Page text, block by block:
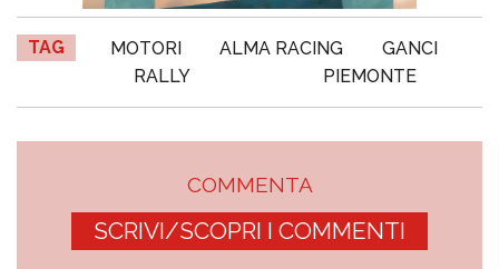
TAG MOTORI ALMA RACING
GANCI
RALLY
PIEMONTE
COMMENTA
SCRIVI/SCOPRI I COMMENTI